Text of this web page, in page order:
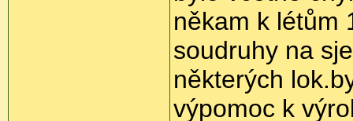
někam k létům
soudruhy na
některých
výpomoc k